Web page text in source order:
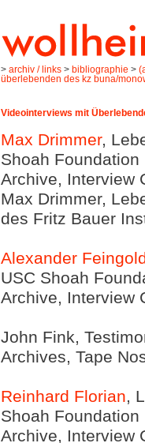
> archiv / links > bibliographie >
überlebenden des kz buna/
Videointerviews mit
Max Drimmer,
Shoah
Archive, Interview
Max Drimmer,
des Fritz Bauer
Alexander
USC Shoah
Archive, Interview
John Fink,
Archives, Tape
Reinhard Florian,
Shoah
Archive, Interview